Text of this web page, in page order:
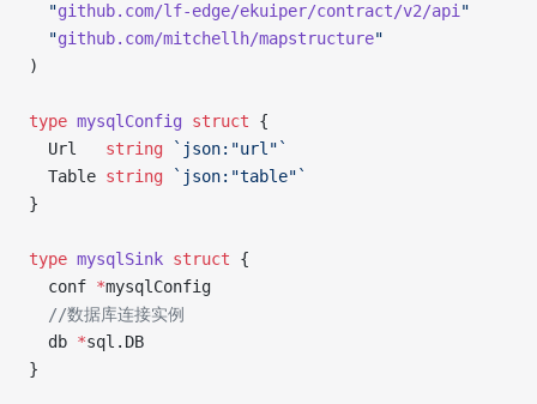
  "
github.com/lf-edge/ekuiper/contract/v2/api "
  "
github.com/mitchellh/mapstructure"
)
type mysqlConfig struct {
  Url
string `json:"url"`
  Table
string `json:"table"`
}
type mysqlSink struct {
  conf
*mysqlConfig
  //数据库连接实例
  db
*sql.DB
}